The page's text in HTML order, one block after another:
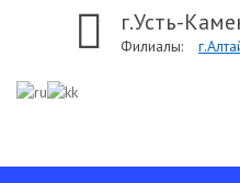
г.Усть-
Филиалы: